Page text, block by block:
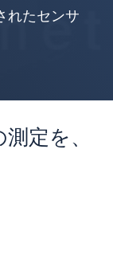
れたセンサ
定を、